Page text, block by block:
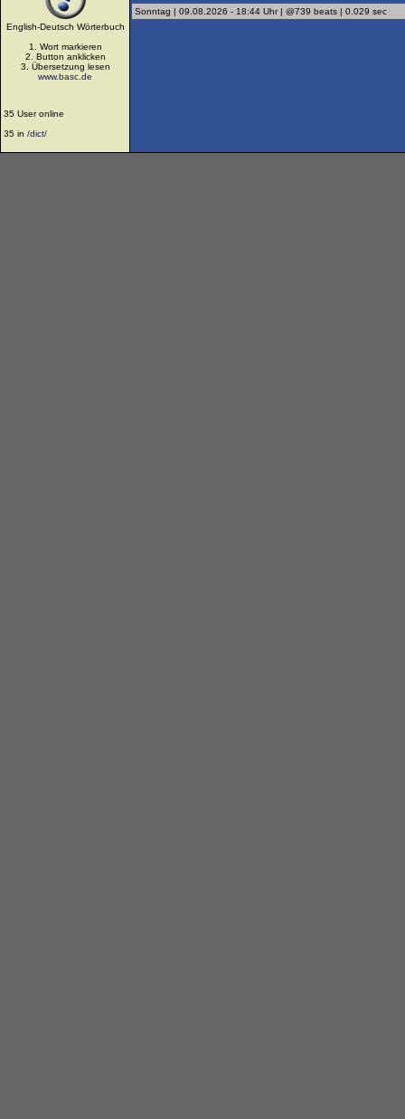
English-Deutsch Wörterbuch
1. Wort markieren
2. Button anklicken
3. Übersetzung lesen
www.basc.de
35 User online
35 in /dict/
Sonntag | 09.08.2026 - 18:44 Uhr | @739 beats | 0.029 sec